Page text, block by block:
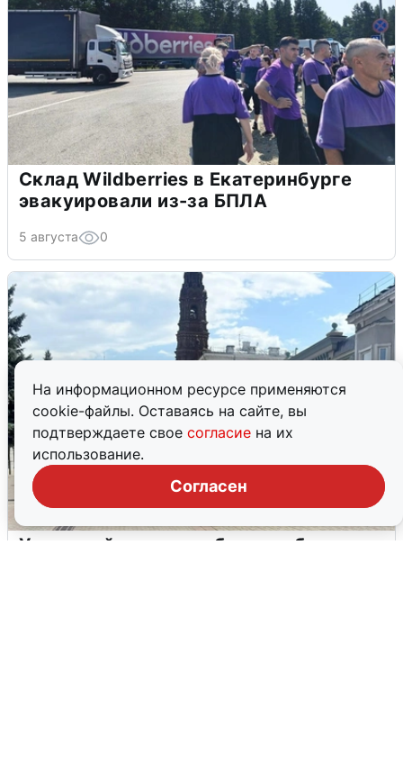
На информационном ресурсе применяются
cookie-файлы. Оставаясь на сайте, вы
подтверждаете свое согласие на их
использование.
Согласен
Склад Wildberries в Екатеринбурге
эвакуировали из-за БПЛА
5 августа 0
У соседей пожар и сбои: что было при